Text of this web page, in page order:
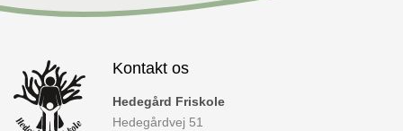
Kontakt os
Hedegård Friskole
Hedegårdvej 51